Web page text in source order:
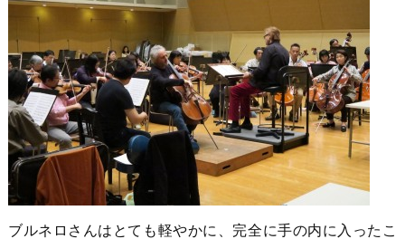
ブルネロさんはとても軽やかに、完全に手の内に入ったこ